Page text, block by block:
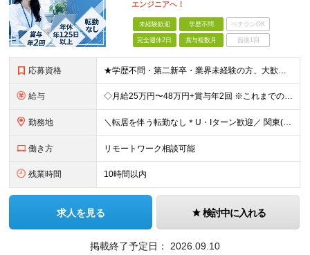
エンジニアへ！
未経験歓迎 学歴不問 ベテランOK
完全週休2日 賞与複数月 面接1回
応募資格 ★学歴不問・第二新卒・業界未経験の方、大歓迎★ 「学校やスクール、独学でITの勉強はしたけれど、実務経験がなくて仕事が見つからない…」 「別の仕事をしていたけれど、やっぱりエンジニアの夢を諦めきれない
給与 ◇月給25万円〜48万円+賞与年2回 ※これまでの「ご経験」や「スキル」を最大限考慮の上、金額を決定 ※残業代は別途100%支給いたします。 【固定残業代について】 なし（残業代は、実際の労働時
勤務地 ＼転居を伴う転勤なし＊U・Iターン歓迎／ 関東(東京・神奈川・千葉・埼玉)、関西(大阪・京都・奈良・兵庫)、東海(愛知・岐阜・三重)の各プロジェクト先、もしくは名古屋支社での勤務となります。 ◇東京
働き方 リモートワーク相談可能
残業時間 10時間以内
求人を見る 検討中に入れる
掲載終了予定日： 2026.09.10